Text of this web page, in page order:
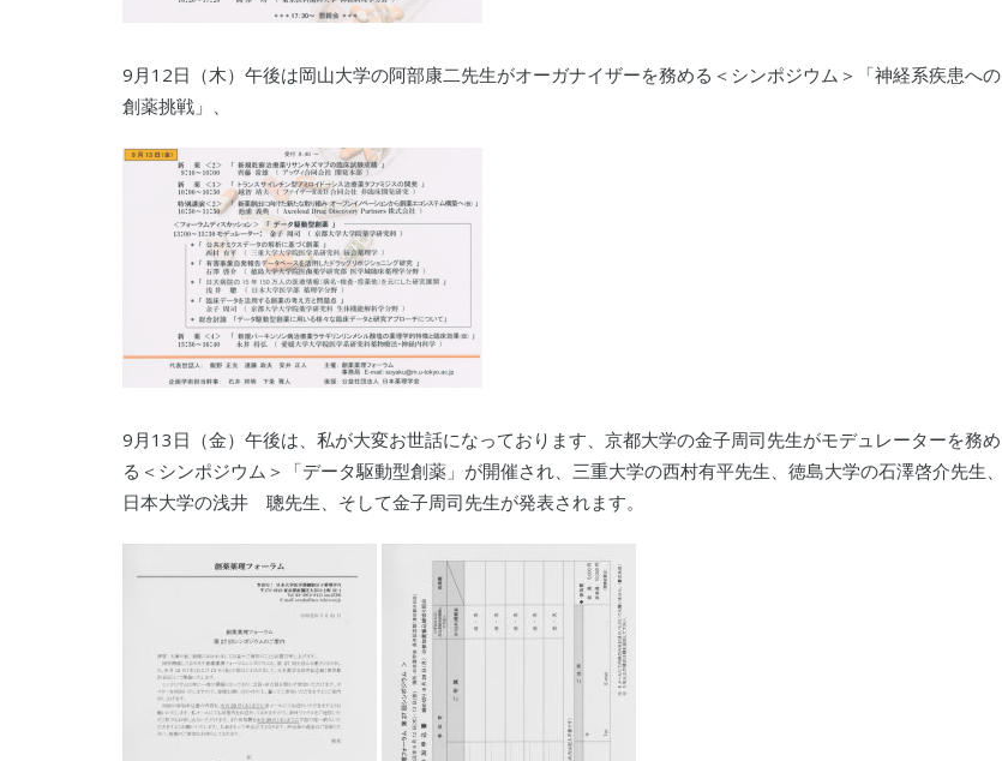
9月12日（木）午後は岡山大学の阿部康二先生がオーガナイザーを務める＜シンポジウム＞「神経系疾患への
創薬挑戦」、
9月13日（金）午後は、私が大変お世話になっております、京都大学の金子周司先生がモデュレーターを務め
る＜シンポジウム＞「データ駆動型創薬」が開催され、三重大学の西村有平先生、徳島大学の石澤啓介先生、
日本大学の浅井 聰先生、そして金子周司先生が発表されます。